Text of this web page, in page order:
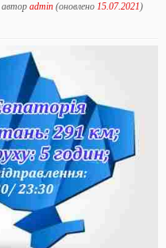
автор admin (оновлено 15.07.2021)